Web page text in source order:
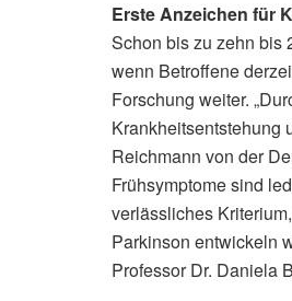
Erste Anzeichen für
Schon bis zu zehn bis
wenn Betroffene
Forschung weiter.
Krankheitsentstehung
Reichmann von der
Frühsymptome sind
verlässliches
Parkinson entwickeln
Professor Dr. Daniela